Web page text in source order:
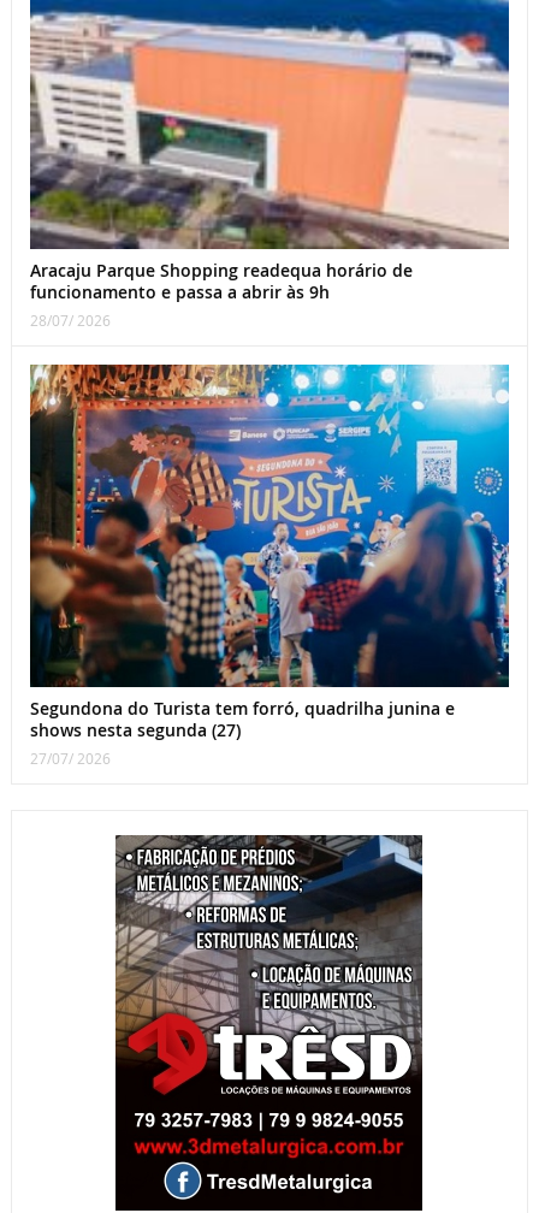
Aracaju Parque Shopping readequa horário de
funcionamento e passa a abrir às 9h
28/07/ 2026
Segundona do Turista tem forró, quadrilha junina e
shows nesta segunda (27)
27/07/ 2026